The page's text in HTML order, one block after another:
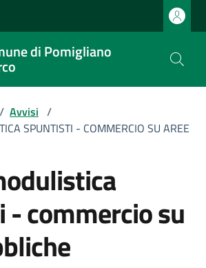
di Pomigliano
/ Avvisi /
SPUNTISTI - COMMERCIO SU AREE
commercio su